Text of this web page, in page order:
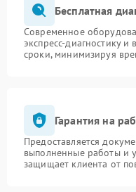
Бесплатная
Современное
экспресс-диагностику
сроки, минимизируя
Гарантия на
Предоставляется
выполненные работы и
защищает клиента от